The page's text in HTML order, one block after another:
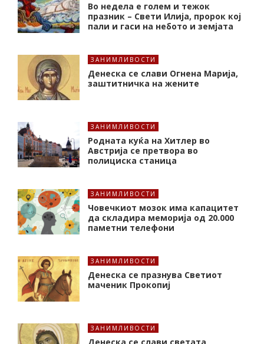
Во недела е голем и тежок
празник – Свети Илија, пророк кој
пали и гаси на небото и земјата
ЗАНИМЛИВОСТИ
Денеска се слави Огнена Марија,
заштитничка на жените
ЗАНИМЛИВОСТИ
Родната куќа на Хитлер во
Австрија се претвора во
полициска станица
ЗАНИМЛИВОСТИ
Човечкиот мозок има капацитет
да складира меморија од 20.000
паметни телефони
ЗАНИМЛИВОСТИ
Денеска се празнува Светиот
маченик Прокопиј
ЗАНИМЛИВОСТИ